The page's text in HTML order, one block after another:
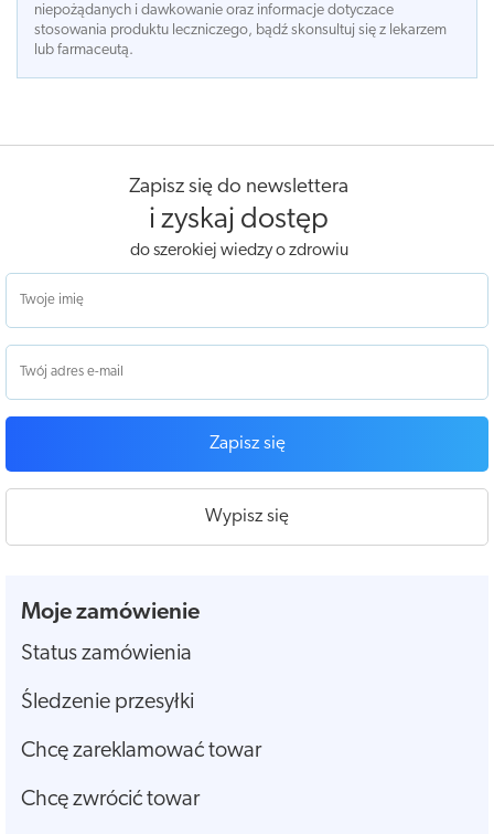
niepożądanych i dawkowanie oraz informacje dotyczace
stosowania produktu leczniczego, bądź skonsultuj się z lekarzem
lub farmaceutą.
Zapisz się do newslettera
i zyskaj dostęp
do szerokiej wiedzy o zdrowiu
Zapisz się
Wypisz się
Moje zamówienie
Status zamówienia
Śledzenie przesyłki
Chcę zareklamować towar
Chcę zwrócić towar